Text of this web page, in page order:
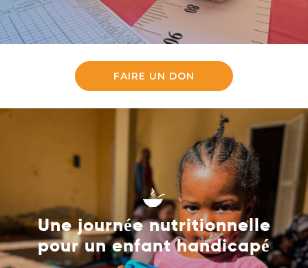
FAIRE UN DON
Une journée nutritionnelle
pour un enfant handicapé